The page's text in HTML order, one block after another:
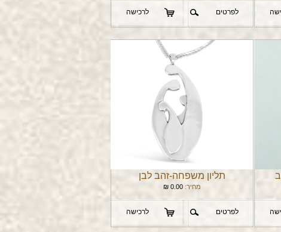
לפרטים לרכישה
תליון משפחה-זהב לבן
מחיר: 0.00
₪
לפרטים לרכישה